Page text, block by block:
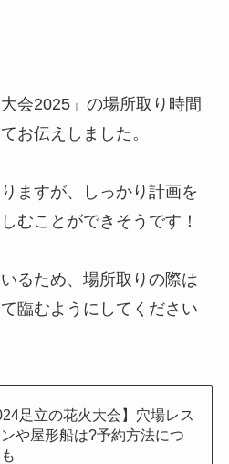
会2025」の場所取り時間
お伝えしました。
ますが、しっかり計画を
むことができそうです！
るため、場所取りの際は
臨むようにしてください
足立の花火大会】穴場レス
ンや屋形船は?予約方法につ